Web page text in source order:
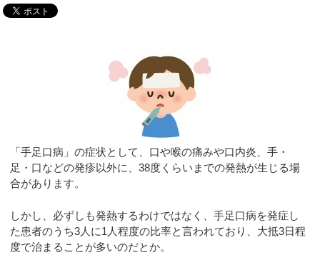
「手足口病」の症状として、口や喉の痛みや口内炎、手・
足・口などの発疹以外に、38度くらいまでの発熱が生じる場
合があります。
しかし、必ずしも発熱するわけではなく、手足口病を発症し
た患者のうち3人に1人程度の比率と言われており、大抵3日程
度で治まることが多いのだとか。